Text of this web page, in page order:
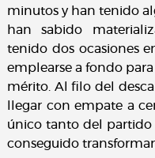
minutos y han tenido
han sabido
tenido dos ocasiones
emplearse a fondo
mérito. Al filo del
llegar con empate a
único tanto del partido
conseguido